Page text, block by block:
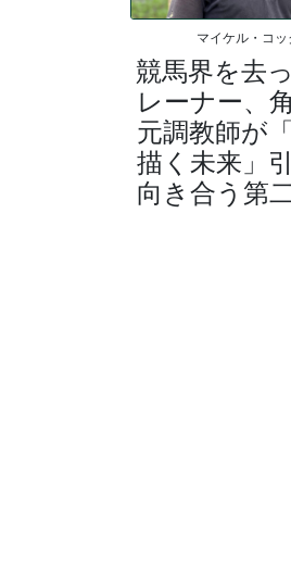
マイケル・コッ
競馬界を去
レーナー、
元調教師が
描く未来」
向き合う第